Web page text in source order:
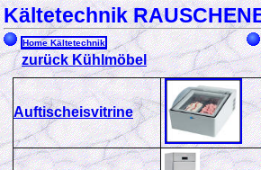
Kältetechnik
Home Kältetechnik
zurück Kühlmöbel
Auftischeisvitrine